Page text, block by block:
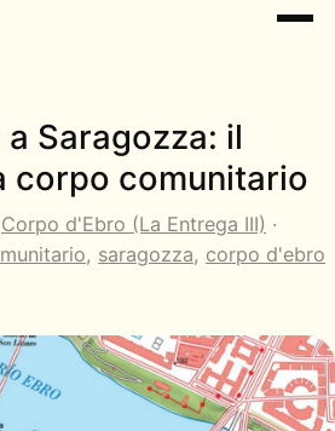
a Saragozza: il
corpo comunitario
Corpo d'Ebro (La Entrega III) ·
, saragozza, corpo d'ebro